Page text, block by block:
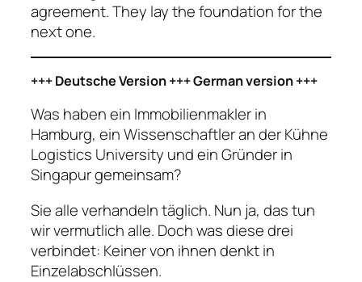
agreement. They lay the foundation for the
next one.
+++ Deutsche Version +++ German version +++
Was haben ein Immobilienmakler in
Hamburg, ein Wissenschaftler an der Kühne
Logistics University und ein Gründer in
Singapur gemeinsam?
Sie alle verhandeln täglich. Nun ja, das tun
wir vermutlich alle. Doch was diese drei
verbindet: Keiner von ihnen denkt in
Einzelabschlüssen.